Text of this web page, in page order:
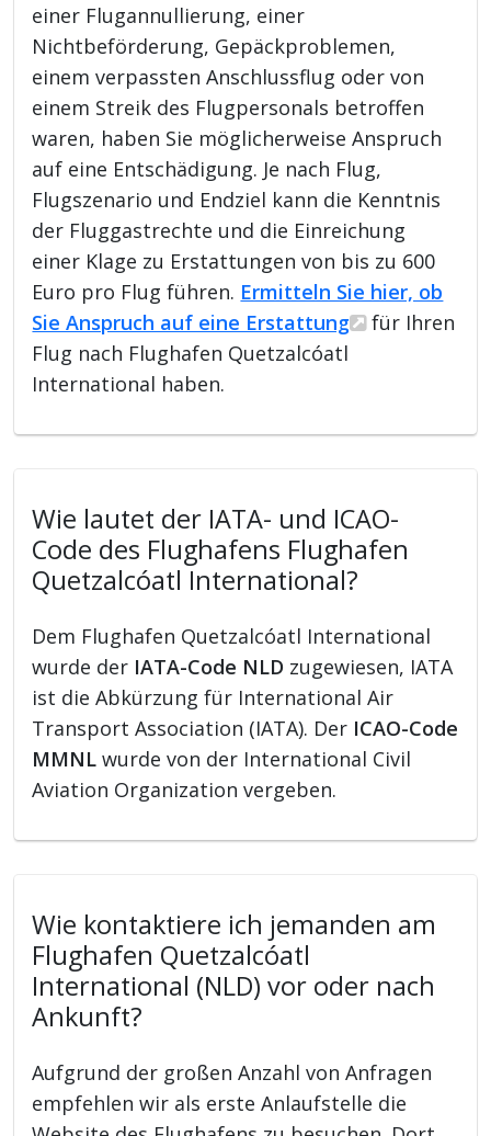
einer Flugannullierung, einer
Nichtbeförderung, Gepäckproblemen,
einem verpassten Anschlussflug oder von
einem Streik des Flugpersonals betroffen
waren, haben Sie möglicherweise Anspruch
auf eine Entschädigung. Je nach Flug,
Flugszenario und Endziel kann die Kenntnis
der Fluggastrechte und die Einreichung
einer Klage zu Erstattungen von bis zu 600
Euro pro Flug führen. Ermitteln Sie hier, ob
Sie Anspruch auf eine Erstattung
für Ihren
Flug nach Flughafen Quetzalcóatl
International haben.
Wie lautet der IATA- und ICAO-
Code des Flughafens Flughafen
Quetzalcóatl International?
Dem Flughafen Quetzalcóatl International
wurde der IATA-Code NLD zugewiesen, IATA
ist die Abkürzung für International Air
Transport Association (IATA). Der ICAO-Code
MMNL wurde von der International Civil
Aviation Organization vergeben.
Wie kontaktiere ich jemanden am
Flughafen Quetzalcóatl
International (NLD) vor oder nach
Ankunft?
Aufgrund der großen Anzahl von Anfragen
empfehlen wir als erste Anlaufstelle die